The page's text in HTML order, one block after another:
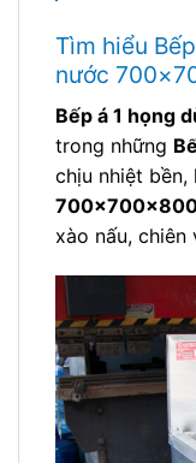
Tìm hiểu
nước
Bếp á 1 họng
trong những
chịu nhiệt
xào nấu, chiên